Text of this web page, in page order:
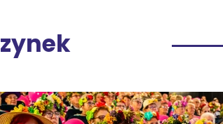
Tuchola
Koronowo